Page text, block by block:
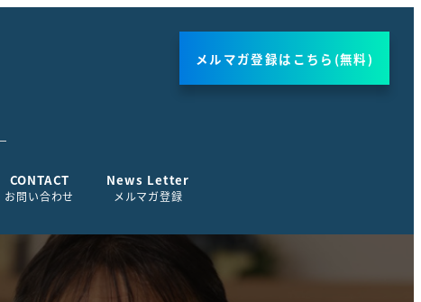
メルマガ登録はこちら(無料)
CONTACT
お問い合わせ
News Letter
メルマガ登録